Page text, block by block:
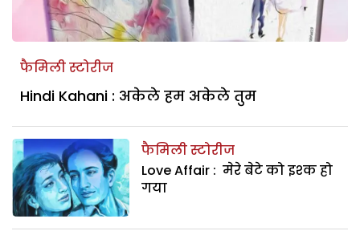
फैमिली स्टोरीज
Hindi Kahani : अकेले हम अकेले तुम
फैमिली स्टोरीज
Love Affair : मेरे बेटे को इश्‍क हो
गया